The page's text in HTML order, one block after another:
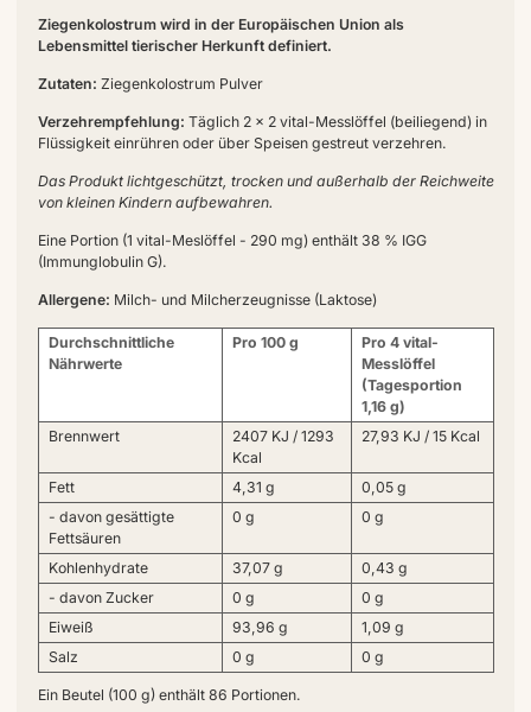
Ziegenkolostrum wird in der Europäischen Union als
Lebensmittel tierischer Herkunft definiert.
Zutaten: Ziegenkolostrum Pulver
Verzehrempfehlung: Täglich 2 x 2 vital-Messlöffel (beiliegend) in
Flüssigkeit einrühren oder über Speisen gestreut verzehren.
Das Produkt lichtgeschützt, trocken und außerhalb der Reichweite
von kleinen Kindern aufbewahren.
Eine Portion (1 vital-Meslöffel - 290 mg) enthält 38 % IGG
(Immunglobulin G).
Allergene: Milch- und Milcherzeugnisse (Laktose)
Durchschnittliche
Nährwerte
Pro 100 g
Pro 4 vital-
Messlöffel
(Tagesportion
1,16 g)
Brennwert
2407 KJ / 1293
Kcal
27,93 KJ / 15 Kcal
Fett 4,31 g
0,05 g
- davon gesättigte
Fettsäuren
0 g 0 g
Kohlenhydrate 37,07 g
0,43 g
- davon Zucker
0 g
0 g
Eiweiß
93,96 g
1,09 g
Salz
0 g 0 g
Ein Beutel (100 g) enthält 86 Portionen.